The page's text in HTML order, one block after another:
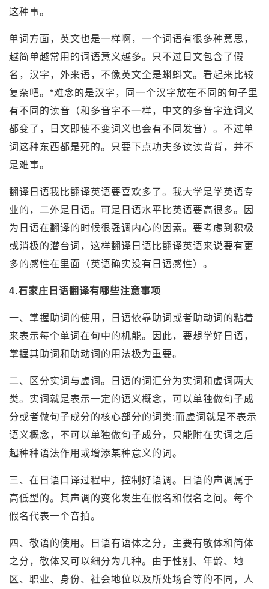
这种事。
单词方面，英文也是一样啊，一个词语有很多种意思，
越简单越常用的词语意义越多。只不过日文包含了假
名，汉字，外来语，不像英文全是蝌蚪文。看起来比较
复杂吧。*难念的是汉字，同一个汉字放在不同的句子里
有不同的读音（和多音字不一样，中文的多音字连词义
都变了，日文即使不变词义也会有不同发音）。不过单
词这种东西都是死的。只要下点功夫多读读背背，并不
是难事。
翻译日语我比翻译英语要喜欢多了。我大学是学英语专
业的，二外是日语。可是日语水平比英语要高很多。因
为日语在翻译的时候很强调内心的因素。要考虑到积极
或消极的潜台词，这样翻译日语比翻译英语来说要有更
多的感性在里面（英语确实没有日语感性）。
4.石家庄日语翻译有哪些注意事项
一、掌握助词的使用，日语依靠助词或者助动词的粘着
来表示每个单词在句中的机能。因此，要想学好日语，
掌握其助词和助动词的用法极为重要。
二、区分实词与虚词。日语的词汇分为实词和虚词两大
类。实词就是表示一定的语义概念，可以单独做句子成
分或者做句子成分的核心部分的词类;而虚词就是不表示
语义概念，不可以单独做句子成分，只能附在实词之后
起种种语法作用或增添某种意义的词。
三、在日语口译过程中，控制好语调。日语的声调属于
高低型的。其声调的变化发生在假名和假名之间。每个
假名代表一个音拍。
四、敬语的使用。日语有语体之分，主要有敬体和简体
之分，敬体又可以细分为几种。由于性别、年龄、地
区、职业、身份、社会地位以及所处场合等的不同，人